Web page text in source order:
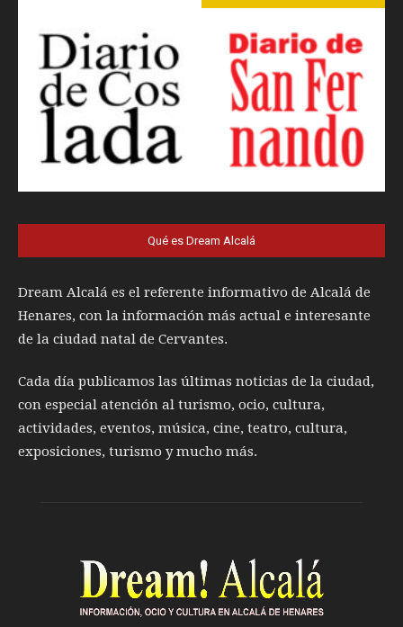
Qué es Dream Alcalá
Dream Alcalá es el referente informativo de Alcalá de
Henares, con la información más actual e interesante
de la ciudad natal de Cervantes.
Cada día publicamos las últimas noticias de la ciudad,
con especial atención al turismo, ocio, cultura,
actividades, eventos, música, cine, teatro, cultura,
exposiciones, turismo y mucho más.